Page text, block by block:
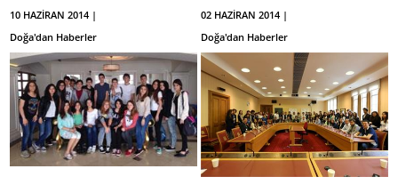
10 HAZİRAN 2014 |
Doğa'dan Haberler
02 HAZİRAN 2014 |
Doğa'dan Haberler